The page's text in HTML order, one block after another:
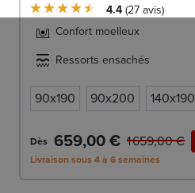
4.4 27avis
Confort moelleux
Ressorts ensachés
90x190 90x200 140x190
Dès 659,00 € 1 659,00 €
Livraison sous 4 à 6 semaines